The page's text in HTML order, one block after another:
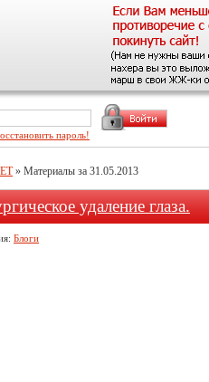
» Материалы за 31.05.2013
удаление глаза.
Блоги
пароль!